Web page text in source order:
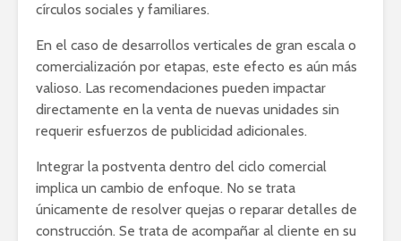
círculos sociales y familiares.
En el caso de desarrollos verticales de gran escala o
comercialización por etapas, este efecto es aún más
valioso. Las recomendaciones pueden impactar
directamente en la venta de nuevas unidades sin
requerir esfuerzos de publicidad adicionales.
Integrar la postventa dentro del ciclo comercial
implica un cambio de enfoque. No se trata
únicamente de resolver quejas o reparar detalles de
construcción. Se trata de acompañar al cliente en su